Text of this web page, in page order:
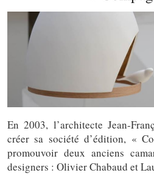
En 2003, l’architecte Jean-
créer sa société d’édition, «
promouvoir deux anciens
designers : Olivier Chabaud et